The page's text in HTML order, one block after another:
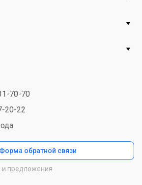
70-70
20-22
Форма обратной связи
и предложения